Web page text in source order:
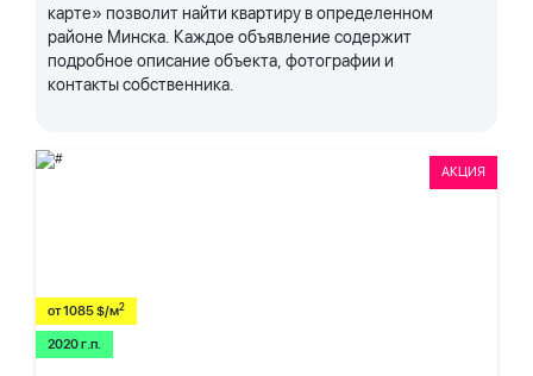
карте» позволит найти квартиру в определенном
районе Минска. Каждое объявление содержит
подробное описание объекта, фотографии и
контакты собственника.
АКЦИЯ
от 1085 $/м2
2020 г.п.